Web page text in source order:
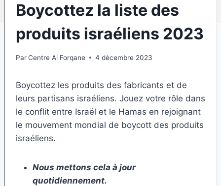
Boycottez la liste des
produits israéliens 2023
ParCentre Al Forqane 4 décembre 2023
Boycottez les produits des fabricants et de
leurs partisans israéliens. Jouez votre rôle dans
le conflit entre Israël et le Hamas en rejoignant
le mouvement mondial de boycott des produits
israéliens.
Nous mettons cela à jour
quotidiennement.